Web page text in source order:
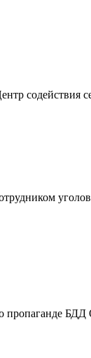
содействия
по